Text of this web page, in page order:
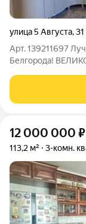
улица 5 Августа,31
Арт. 139211697
Белгорода!
За данную
дополнительные
12 000 000 ₽
113,2 м² 3-комн.